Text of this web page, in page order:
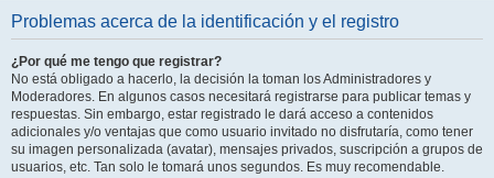
Problemas acerca de la identificación y el registro
¿Por qué me tengo que registrar?
No está obligado a hacerlo, la decisión la toman los Administradores y
Moderadores. En algunos casos necesitará registrarse para publicar temas y
respuestas. Sin embargo, estar registrado le dará acceso a contenidos
adicionales y/o ventajas que como usuario invitado no disfrutaría, como tener
su imagen personalizada (avatar), mensajes privados, suscripción a grupos de
usuarios, etc. Tan solo le tomará unos segundos. Es muy recomendable.